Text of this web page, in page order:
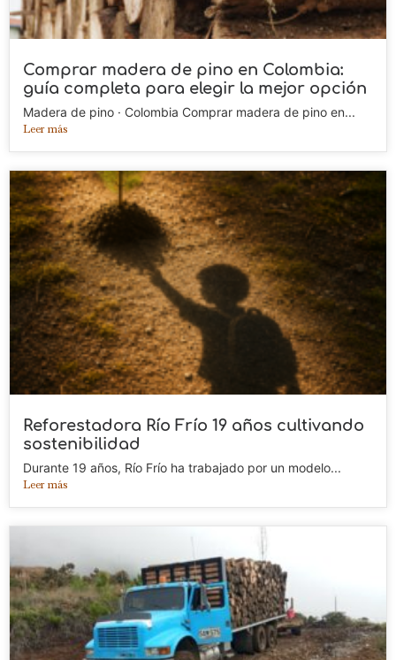
Comprar madera de pino en Colombia:
guía completa para elegir la mejor opción
Madera de pino · Colombia Comprar madera de pino en...
Leer más
Reforestadora Río Frío 19 años cultivando
sostenibilidad
Durante 19 años, Río Frío ha trabajado por un modelo...
Leer más